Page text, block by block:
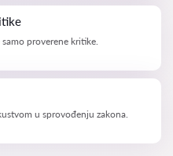
samo proverene kritike.
u sprovođenju zakona.